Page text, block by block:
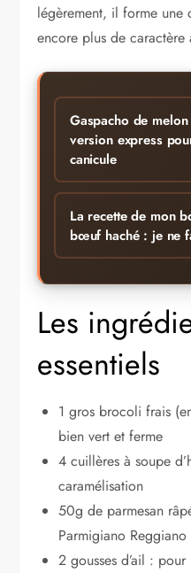
légèrement, il forme
encore plus de caractère
Gaspacho de
version express
canicule
La recette de mon
bœuf haché : je ne
Les
essentiels
1 gros brocoli frais
bien vert et ferme
4 cuillères à soupe
caramélisation
50g de parmesan
Parmigiano Reggiano
2 gousses d’ail :